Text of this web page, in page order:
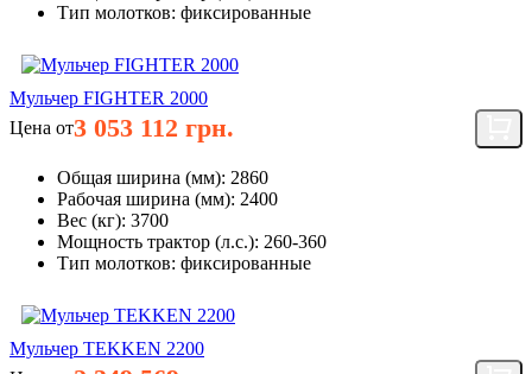
Тип молотков: фиксированные
Мульчер FIGHTER 2000
Цена от3 053 112 грн.
Общая ширина (мм): 2860
Рабочая ширина (мм): 2400
Вес (кг): 3700
Мощность трактор (л.с.): 260-360
Тип молотков: фиксированные
Мульчер TEKKEN 2200